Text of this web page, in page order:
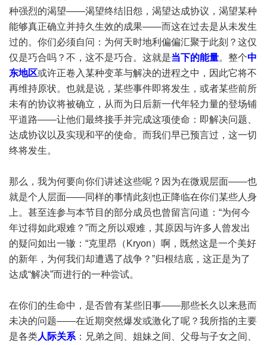
种强烈的渴望——渴望终结旧怨，渴望达成协议，渴望某种
能够真正确立并持久生效的成果——而这在过去是从未发生
过的。你们必须自问：为何天时地利偏偏汇聚于此刻？这仅
仅是巧合吗？不，这不是巧合。这就是当下的能量。整个中
东地区或许正卷入某种变革与解决的进程之中，因此它将不
再维持原状。也就是说，某些事件即将发生，或者某些前所
未有的协议将被确立，从而为日后新一代年轻力量的登场铺
平道路——让他们最终接手并完成这项使命：即解决问题、
达成协议以及实现和平的使命。而我们早已预言过，这一切
终将发生。
那么，我为何要向你们讲述这些呢？因为在微观层面——也
就是个人层面——同样的事情此刻也正降临在你们某些人身
上。甚至连参与本节目的部分成员也曾留言问道：“为何今
年过得如此艰难？”而之所以艰难，其原因与许多人曾发出
的疑问如出一辙：“克里昂（Kryon）啊，既然这是一个美好
的新年，为何我们却遭遇了战争？”归根结底，这正是为了
达成“解决”而进行的一种尝试。
在你们的生命中，是否曾有某些旧事——那些长久以来悬而
未决的问题——在近期突然爆发或激化了呢？我所指的主要
是各类人际关系 ：兄弟之间、姐妹之间、父母与子女之间、